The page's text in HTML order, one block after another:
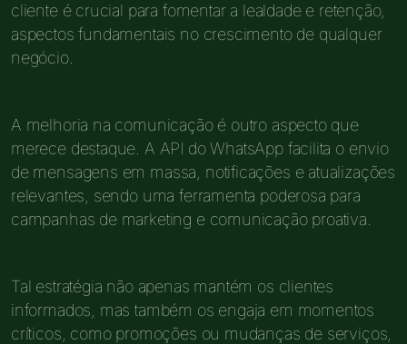
cliente é crucial para fomentar a lealdade e retenção,
aspectos fundamentais no crescimento de qualquer
negócio.
A melhoria na comunicação é outro aspecto que
merece destaque. A API do WhatsApp facilita o envio
de mensagens em massa, notificações e atualizações
relevantes, sendo uma ferramenta poderosa para
campanhas de marketing e comunicação proativa.
Tal estratégia não apenas mantém os clientes
informados, mas também os engaja em momentos
críticos, como promoções ou mudanças de serviços,